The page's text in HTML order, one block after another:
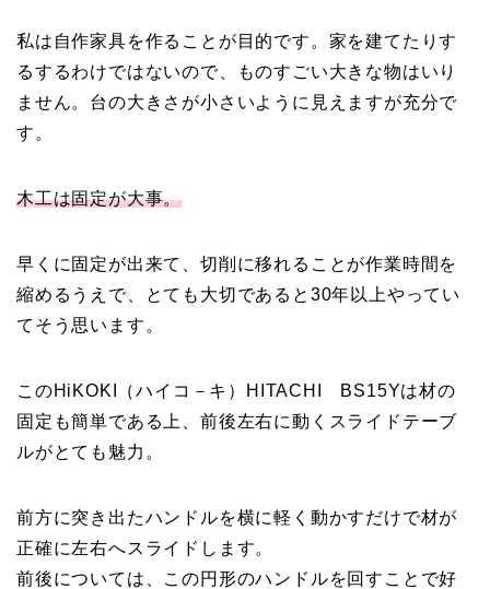
私は自作家具を作ることが目的です。家を建てたりす
るするわけではないので、ものすごい大きな物はいり
ません。台の大きさが小さいように見えますが充分で
す。
木工は固定が大事。
早くに固定が出来て、切削に移れることが作業時間を
縮めるうえで、とても大切であると30年以上やってい
てそう思います。
このHiKOKI（ハイコ－キ）HITACHI BS15Yは材の
固定も簡単である上、前後左右に動くスライドテーブ
ルがとても魅力。
前方に突き出たハンドルを横に軽く動かすだけで材が
正確に左右へスライドします。
前後については、この円形のハンドルを回すことで好